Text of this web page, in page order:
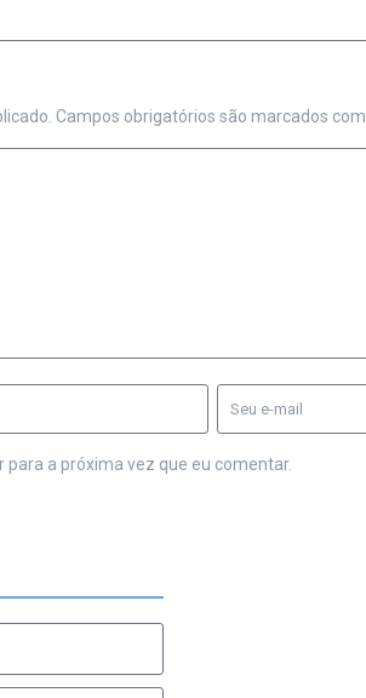
Campos obrigatórios são marcados com
a próxima vez que eu comentar.